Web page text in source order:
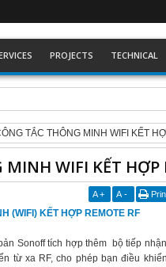
PROJECTS TECHNICAL
nghiệp Beckhoff dòng Eco
TẮC THÔNG MINH WIFI KẾT
WIFI KẾT HỢP
A + A -
(WIFI) KẾT HỢP REMOTE RF
Sonoff tích hợp thêm bộ tiếp
từ xa RF, cho phép bạn điều